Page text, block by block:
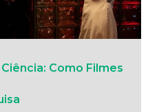
Como Filmes